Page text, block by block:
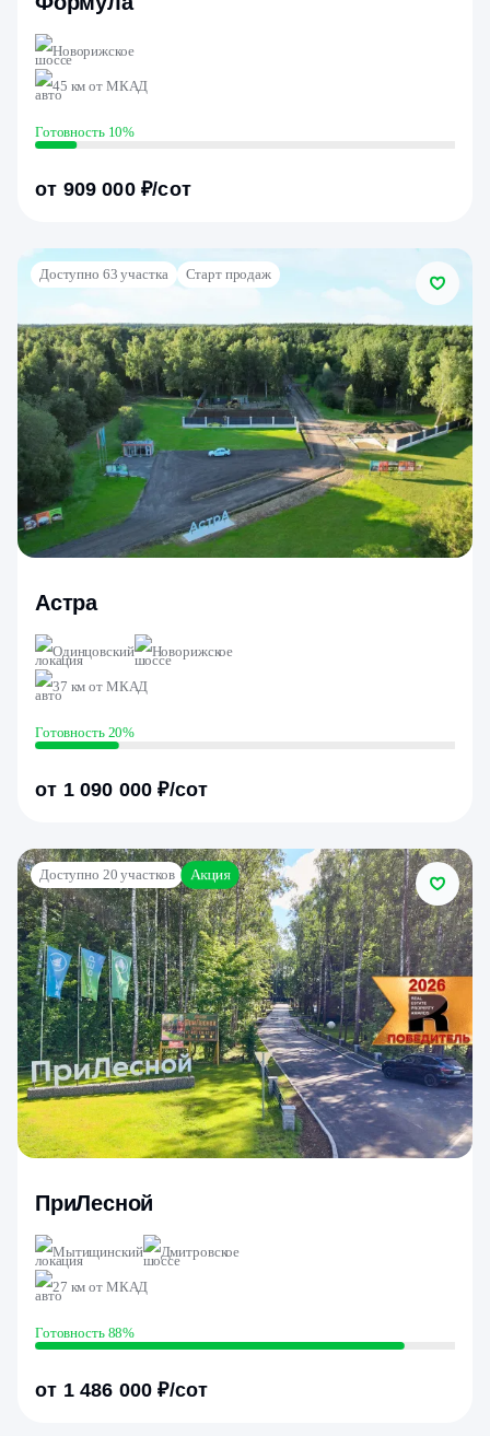
Новорижское
45 км от МКАД
Готовность 10%
от 909 000 ₽/сот
Доступно 63 участка Старт продаж
Астра
Одинцовский Новорижское
37 км от МКАД
Готовность 20%
от 1 090 000 ₽/сот
Доступно 20 участков Акция
ПриЛесной
Мытищинский Дмитровское
27 км от МКАД
Готовность 88%
от 1 486 000 ₽/сот